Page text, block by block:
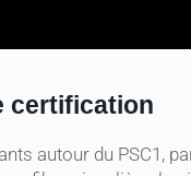
certification
autour du PSC1,